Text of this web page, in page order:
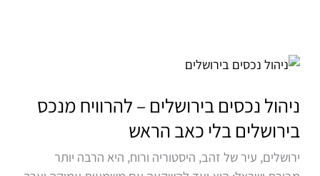
ניהול נכסים בירושלים – להרוויח מנכס
בירושלים בלי כאב הראש
ירושלים, עיר של זהב, היסטוריה ורוח, היא הרבה יותר
ניהול
בירושלים
להרוויח
מנכס